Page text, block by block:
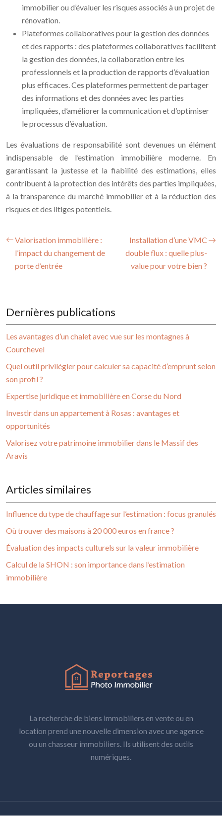
immobilier ou d’évaluer les risques associés à un projet de
rénovation.
Plateformes collaboratives pour la gestion des données
et des rapports : des plateformes collaboratives facilitent
la gestion des données, la collaboration entre les
professionnels et la production de rapports d’évaluation
plus efficaces. Ces plateformes permettent de partager
des informations et des données avec les parties
impliquées, d’améliorer la communication et d’optimiser
le processus d’évaluation.
Les évaluations de responsabilité sont devenues un élément
indispensable de l’estimation immobilière moderne. En
garantissant la justesse et la fiabilité des estimations, elles
contribuent à la protection des intérêts des parties impliquées,
à la transparence du marché immobilier et à la réduction des
risques et des litiges potentiels.
Valorisation immobilière :
l’impact du changement de
porte d’entrée
Installation d’une VMC
double flux : quelle plus-
value pour votre bien ?
Dernières publications
Les avantages d’un chalet avec vue sur les montagnes à
Courchevel
Quel outil privilégier pour calculer sa capacité d’emprunt selon
son profil ?
Expertise juridique et immobilière en Corse du Nord
Investir dans un appartement à Rosas : avantages et
opportunités
Valorisez votre patrimoine immobilier dans le Massif des
Aravis
Articles similaires
Influence du type de chauffage sur l’estimation : focus granulés
Où trouver des maisons à 20 000 euros en france ?
Évaluation des impacts culturels sur la valeur immobilière
Calcul de la SHON : son importance dans l’estimation
immobilière
La recherche de biens immobiliers en vente ou en
location prend une nouvelle dimension avec une agence
ou un chasseur immobiliers. Ils utilisent des outils
numériques.